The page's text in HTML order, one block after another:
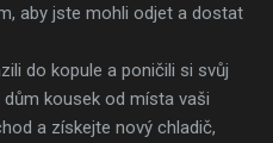
aby jste mohli odjet a dostat
do kopule a poničili si svůj
kousek od místa vaši
a získejte nový chladič,